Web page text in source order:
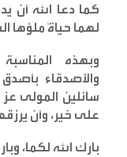
كما دعا الله أن
لهما حياةً ملؤها
وبهذه
والأصدقاء
سائلين المولى
على خير، وأن
بارك الله لكما،